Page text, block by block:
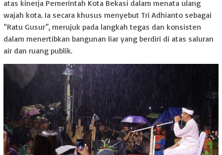
atas kinerja Pemerintah Kota Bekasi dalam menata ulang
wajah kota. Ia secara khusus menyebut Tri Adhianto sebagai
“Ratu Gusur”, merujuk pada langkah tegas dan konsisten
dalam menertibkan bangunan liar yang berdiri di atas saluran
air dan ruang publik.